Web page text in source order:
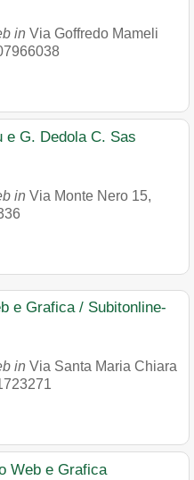
in Via Goffredo Mameli
e G. Dedola C. Sas
in Via Monte Nero 15,
e Grafica / Subitonline-
in Via Santa Maria Chiara
Web e Grafica